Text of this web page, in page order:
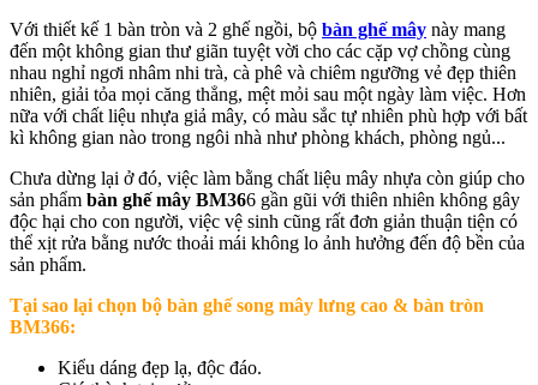
Với thiết kế 1 bàn tròn và 2 ghế ngồi, bộ bàn ghế mây này mang
đến một không gian thư giãn tuyệt vời cho các cặp vợ chồng cùng
nhau nghỉ ngơi nhâm nhi trà, cà phê và chiêm ngưỡng vẻ đẹp thiên
nhiên, giải tỏa mọi căng thẳng, mệt mỏi sau một ngày làm việc. Hơn
nữa với chất liệu nhựa giả mây, có màu sắc tự nhiên phù hợp với bất
kì không gian nào trong ngôi nhà như phòng khách, phòng ngủ...
Chưa dừng lại ở đó, việc làm bằng chất liệu mây nhựa còn giúp cho
sản phẩm bàn ghế mây BM366 gần gũi với thiên nhiên không gây
độc hại cho con người, việc vệ sinh cũng rất đơn giản thuận tiện có
thể xịt rửa bằng nước thoải mái không lo ảnh hưởng đến độ bền của
sản phẩm.
Tại sao lại chọn bộ bàn ghế song mây lưng cao & bàn tròn
BM366:
Kiểu dáng đẹp lạ, độc đáo.